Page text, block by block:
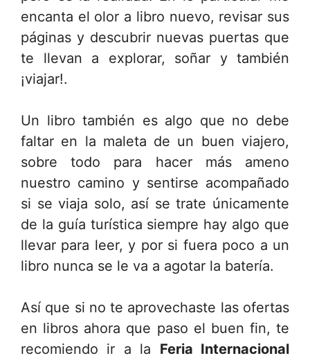
encanta el olor a libro nuevo, revisar sus
páginas y descubrir nuevas puertas que
te llevan a explorar, soñar y también
¡viajar!.
Un libro también es algo que no debe
faltar en la maleta de un buen viajero,
sobre todo para hacer más ameno
nuestro camino y sentirse acompañado
si se viaja solo, así se trate únicamente
de la guía turística siempre hay algo que
llevar para leer, y por si fuera poco a un
libro nunca se le va a agotar la batería.
Así que si no te aprovechaste las ofertas
en libros ahora que paso el buen fin, te
recomiendo ir a la Feria Internacional